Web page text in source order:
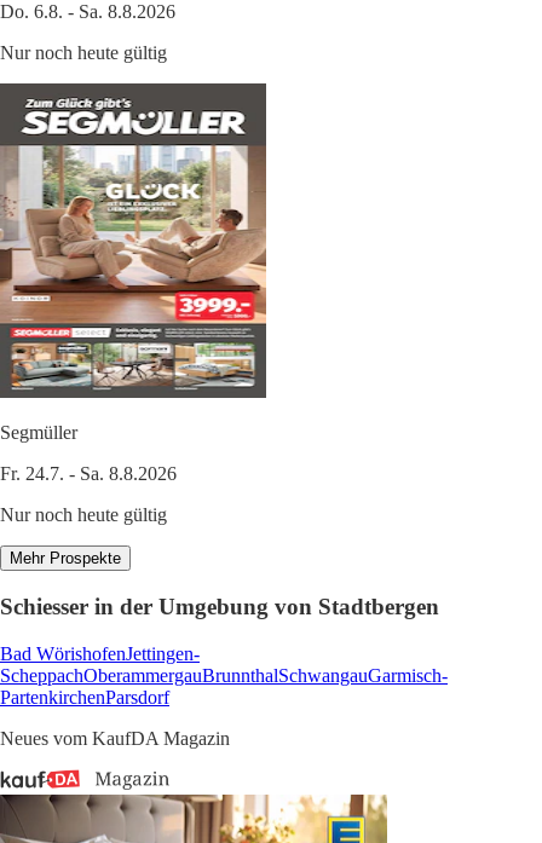
Do. 6.8. - Sa. 8.8.2026
Nur noch heute gültig
Segmüller
Fr. 24.7. - Sa. 8.8.2026
Nur noch heute gültig
Mehr Prospekte
Schiesser in der Umgebung von Stadtbergen
Bad WörishofenJettingen-
ScheppachOberammergauBrunnthalSchwangauGarmisch-
PartenkirchenParsdorf
Neues vom KaufDA Magazin